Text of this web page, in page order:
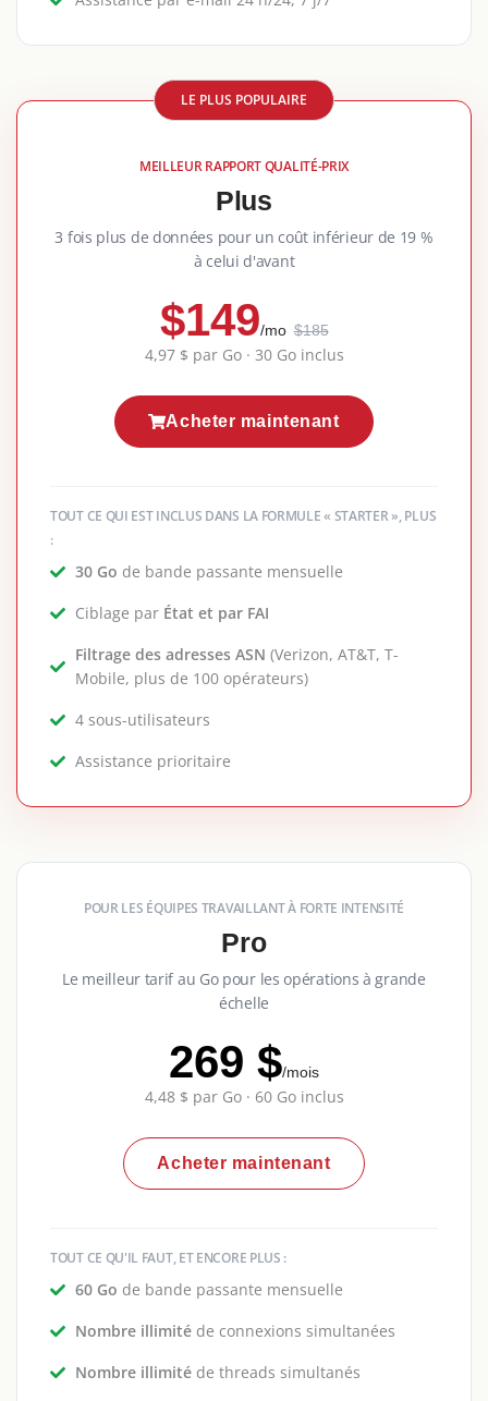
LE PLUS POPULAIRE
MEILLEUR RAPPORT QUALITÉ-PRIX
Plus
3 fois plus de données pour un coût inférieur de 19 %
à celui d'avant
$149/mo $185
4,97 $ par Go · 30 Go inclus
Acheter maintenant
TOUT CE QUI EST INCLUS DANS LA FORMULE « STARTER », PLUS
:
30 Go de bande passante mensuelle
Ciblage par État et par FAI
Filtrage des adresses ASN (Verizon, AT&T, T-
Mobile, plus de 100 opérateurs)
4 sous-utilisateurs
Assistance prioritaire
POUR LES ÉQUIPES TRAVAILLANT À FORTE INTENSITÉ
Pro
Le meilleur tarif au Go pour les opérations à grande
échelle
269 $/mois
4,48 $ par Go · 60 Go inclus
Acheter maintenant
TOUT CE QU'IL FAUT, ET ENCORE PLUS :
60 Go de bande passante mensuelle
Nombre illimitéde connexions simultanées
Nombre illimitéde threads simultanés